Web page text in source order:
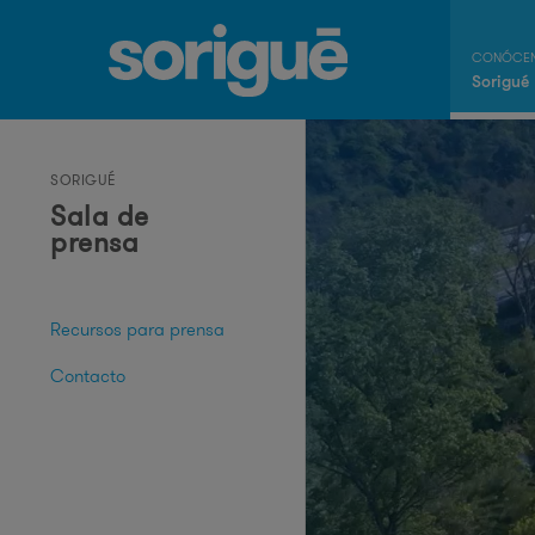
Sorigué
SORIGUÉ
Sala de
prensa
Recursos para prensa
Contacto